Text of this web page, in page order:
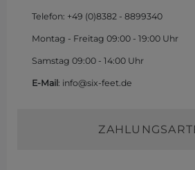
Telefon: +49 (0)8382 - 8899340
Montag - Freitag 09:00 - 19:00 Uhr
Samstag 09:00 - 14:00 Uhr
E-Mail : info@six-feet.de